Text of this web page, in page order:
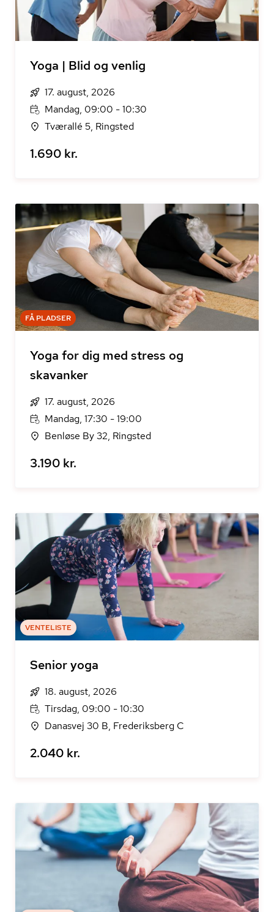
Yoga | Blid og venlig
17. august, 2026
Mandag, 09:00 - 10:30
Tværallé 5, Ringsted
1.690 kr.
FÅ PLADSER
Yoga for dig med stress og
skavanker
17. august, 2026
Mandag, 17:30 - 19:00
Benløse By 32, Ringsted
3.190 kr.
VENTELISTE
Senior yoga
18. august, 2026
Tirsdag, 09:00 - 10:30
Danasvej 30 B, Frederiksberg C
2.040 kr.